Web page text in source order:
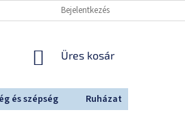
Bejelentkezés
KOSÁR
Üres kosár
és szépség Ruházat